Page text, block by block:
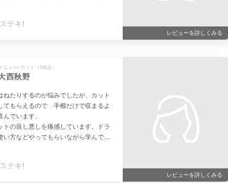
ステキ!
レビューを詳しくみる
メニュー/ カット（SB込）
西秋野
ねたりするのが悩みでしたが、カット
てもらえるので 手櫛だけで収まるよ
んでいます。
トの良し悪しを痛感しています。ドラ
い方などやってもらいながら学んでま
ステキ!
レビューを詳しくみる